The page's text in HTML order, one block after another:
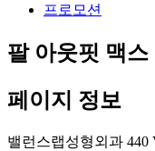
프로모션
팔 아웃핏 맥스
페이지 정보
밸런스랩성형외과 440